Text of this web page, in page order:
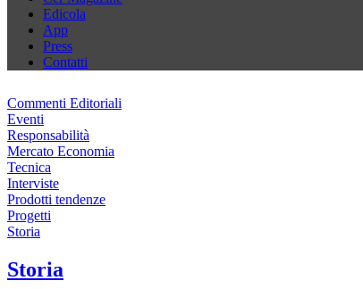
Edicola
App
Press
Contatti
Commenti Editoriali
Eventi
Responsabilità
Mercato Economia
Tecnica
Interviste
Prodotti tendenze
Progetti
Storia
Storia